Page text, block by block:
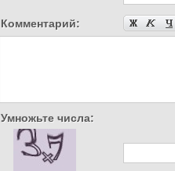
Комментарий:
Умножьте числа: